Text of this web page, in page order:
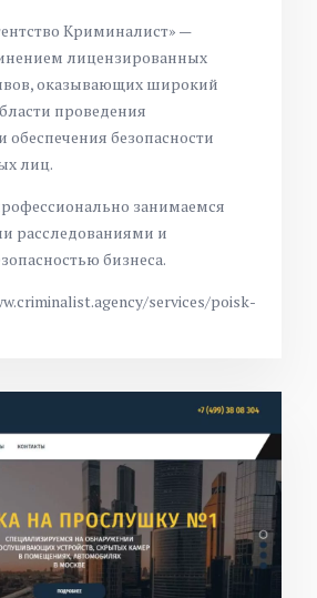
Криминалист» —
лицензированных
оказывающих широкий
проведения
обеспечения безопасности
лиц.
занимаемся
расследованиями и
бизнеса.
services/poisk-